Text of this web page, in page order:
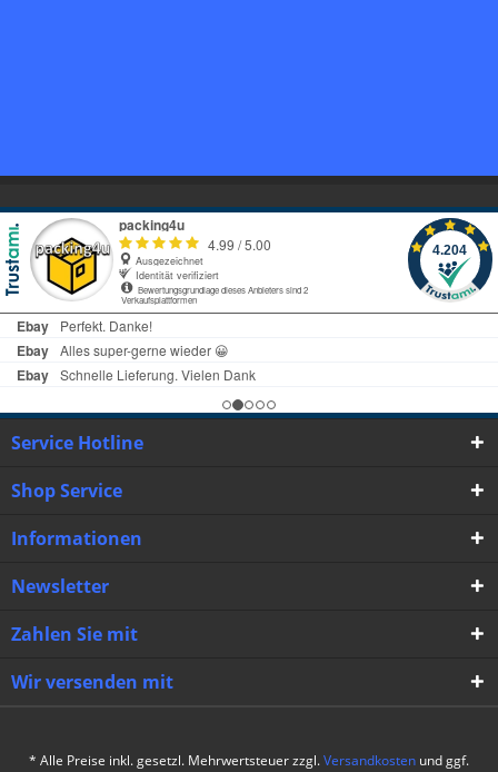
Service Hotline
Shop Service
Informationen
Newsletter
Zahlen Sie mit
Wir versenden mit
* Alle Preise inkl. gesetzl. Mehrwertsteuer zzgl.Versandkosten und ggf.